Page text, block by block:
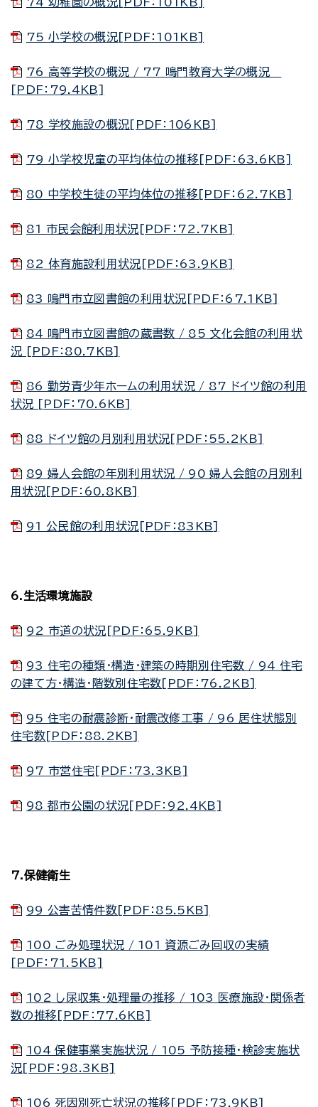
75 小学校の概況[PDF：101KB]
76 高等学校の概況 / 77 鳴門教育大学の概況
[PDF：79.4KB]
78 学校施設の概況[PDF：106KB]
79 小学校児童の平均体位の推移[PDF：63.6KB]
80 中学校生徒の平均体位の推移[PDF：62.7KB]
81 市民会館利用状況[PDF：72.7KB]
82 体育施設利用状況[PDF：63.9KB]
83 鳴門市立図書館の利用状況[PDF：67.1KB]
84 鳴門市立図書館の蔵書数 / 85 文化会館の利用状
況 [PDF：80.7KB]
86 勤労青少年ホームの利用状況 / 87 ドイツ館の利用
状況 [PDF：70.6KB]
88 ドイツ館の月別利用状況[PDF：55.2KB]
89 婦人会館の年別利用状況 / 90 婦人会館の月別利
用状況[PDF：60.8KB]
91 公民館の利用状況[PDF：83KB]
6.生活環境施設
92 市道の状況[PDF：65.9KB]
93 住宅の種類・構造・建築の時期別住宅数 / 94 住宅
の建て方・構造・階数別住宅数[PDF：76.2KB]
95 住宅の耐震診断・耐震改修工事 / 96 居住状態別
住宅数[PDF：88.2KB]
97 市営住宅[PDF：73.3KB]
98 都市公園の状況[PDF：92.4KB]
7.保健衛生
99 公害苦情件数[PDF：85.5KB]
100 ごみ処理状況 / 101 資源ごみ回収の実績
[PDF：71.5KB]
102 し尿収集・処理量の推移 / 103 医療施設・関係者
数の推移[PDF：77.6KB]
104 保健事業実施状況 / 105 予防接種・検診実施状
況[PDF：98.3KB]
106 死因別死亡状況の推移[PDF：73.9KB]